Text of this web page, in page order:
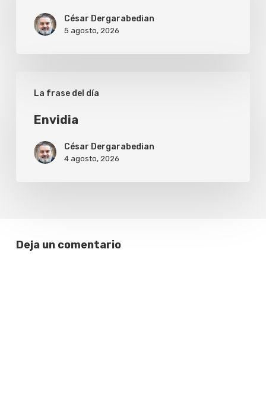
César Dergarabedian
5 agosto, 2026
La frase del día
Envidia
César Dergarabedian
4 agosto, 2026
Deja un comentario